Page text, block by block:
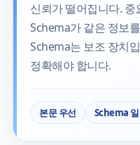
신뢰가 떨어집니다. 중
Schema가 같은 정보
Schema는 보조 장치
정확해야 합니다.
본문 우선 Schema